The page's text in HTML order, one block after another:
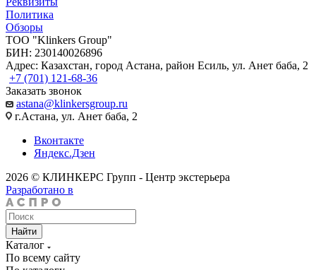
Политика
Обзоры
TOO "Klinkers Group"
БИН: 230140026896
Адрес: Казахстан, город Астана, район Есиль, ул. Анет баба, 2
+7 (701) 121-68-36
Заказать звонок
astana@klinkersgroup.ru
г.Астана, ул. Анет баба, 2
Вконтакте
Яндекс.Дзен
2026 © КЛИНКЕРС Групп - Центр экстерьера
Разработано в
Найти
Каталог
По всему сайту